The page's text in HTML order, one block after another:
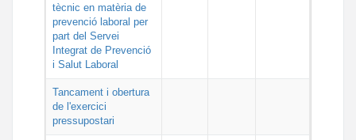
tècnic en matèria de
prevenció laboral per
part del Servei
Integrat de Prevenció
i Salut Laboral
Tancament i obertura
de l'exercici
pressupostari